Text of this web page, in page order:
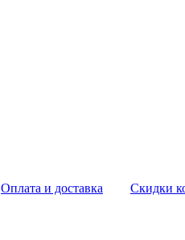
Оплата и доставка Скидки